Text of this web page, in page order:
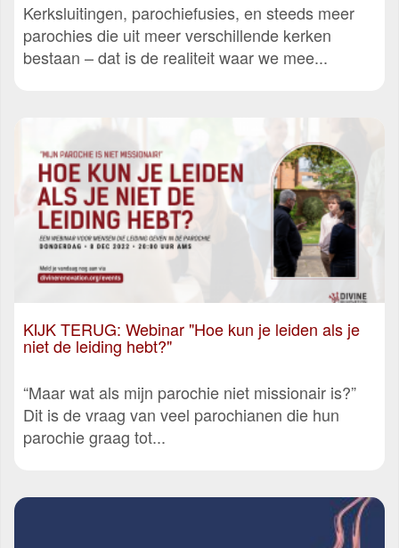
Kerksluitingen, parochiefusies, en steeds meer
parochies die uit meer verschillende kerken
bestaan – dat is de realiteit waar we mee...
KIJK TERUG: Webinar "Hoe kun je leiden als je
niet de leiding hebt?"
“Maar wat als mijn parochie niet missionair is?”
Dit is de vraag van veel parochianen die hun
parochie graag tot...